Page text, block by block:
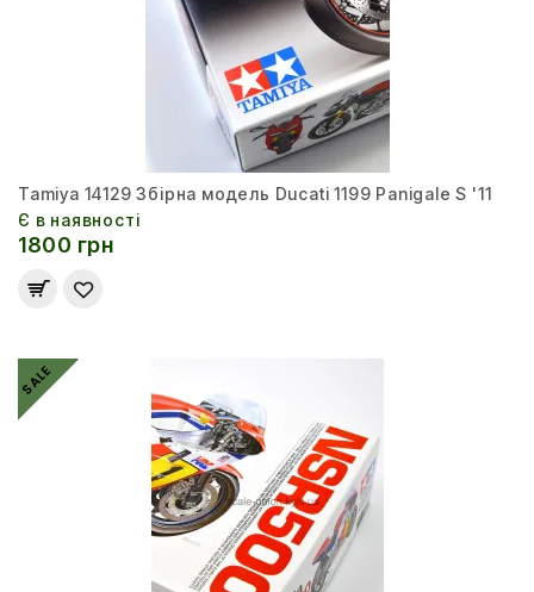
Tamiya 14129 Збірна модель Ducati 1199 Panigale S '11
Є в наявності
1800 грн
SALE